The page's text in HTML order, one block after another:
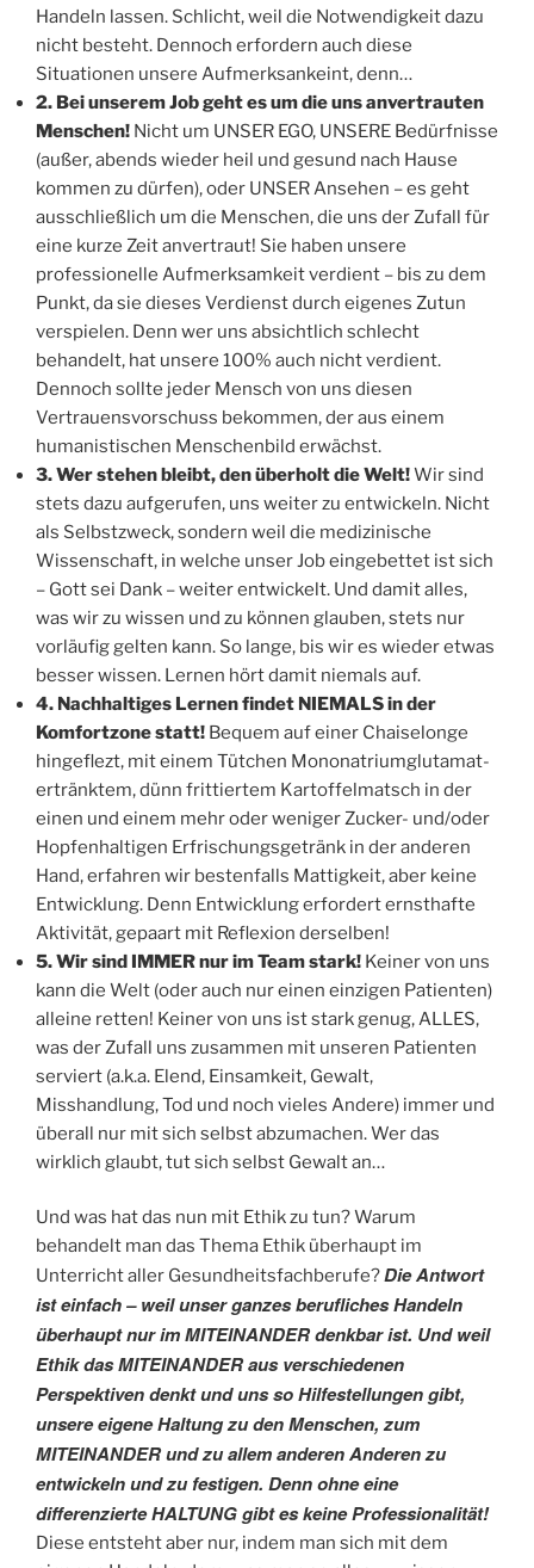
Handeln lassen. Schlicht, weil die Notwendigkeit dazu
nicht besteht. Dennoch erfordern auch diese
Situationen unsere Aufmerksankeint, denn…
2. Bei unserem Job geht es um die uns anvertrauten
Menschen! Nicht um UNSER EGO, UNSERE Bedürfnisse
(außer, abends wieder heil und gesund nach Hause
kommen zu dürfen), oder UNSER Ansehen – es geht
ausschließlich um die Menschen, die uns der Zufall für
eine kurze Zeit anvertraut! Sie haben unsere
professionelle Aufmerksamkeit verdient – bis zu dem
Punkt, da sie dieses Verdienst durch eigenes Zutun
verspielen. Denn wer uns absichtlich schlecht
behandelt, hat unsere 100% auch nicht verdient.
Dennoch sollte jeder Mensch von uns diesen
Vertrauensvorschuss bekommen, der aus einem
humanistischen Menschenbild erwächst.
3. Wer stehen bleibt, den überholt die Welt!Wir sind
stets dazu aufgerufen, uns weiter zu entwickeln. Nicht
als Selbstzweck, sondern weil die medizinische
Wissenschaft, in welche unser Job eingebettet ist sich
– Gott sei Dank – weiter entwickelt. Und damit alles,
was wir zu wissen und zu können glauben, stets nur
vorläufig gelten kann. So lange, bis wir es wieder etwas
besser wissen. Lernen hört damit niemals auf.
4. Nachhaltiges Lernen findet NIEMALS in der
Komfortzone statt! Bequem auf einer Chaiselonge
hingeflezt, mit einem Tütchen Mononatriumglutamat-
ertränktem, dünn frittiertem Kartoffelmatsch in der
einen und einem mehr oder weniger Zucker- und/oder
Hopfenhaltigen Erfrischungsgetränk in der anderen
Hand, erfahren wir bestenfalls Mattigkeit, aber keine
Entwicklung. Denn Entwicklung erfordert ernsthafte
Aktivität, gepaart mit Reflexion derselben!
5. Wir sind IMMER nur im Team stark! Keiner von uns
kann die Welt (oder auch nur einen einzigen Patienten)
alleine retten! Keiner von uns ist stark genug, ALLES,
was der Zufall uns zusammen mit unseren Patienten
serviert (a.k.a. Elend, Einsamkeit, Gewalt,
Misshandlung, Tod und noch vieles Andere) immer und
überall nur mit sich selbst abzumachen. Wer das
wirklich glaubt, tut sich selbst Gewalt an…
Und was hat das nun mit Ethik zu tun? Warum
behandelt man das Thema Ethik überhaupt im
Unterricht aller Gesundheitsfachberufe?Die Antwort
ist einfach – weil unser ganzes berufliches Handeln
überhaupt nur im MITEINANDER denkbar ist. Und weil
Ethik das MITEINANDER aus verschiedenen
Perspektiven denkt und uns so Hilfestellungen gibt,
unsere eigene Haltung zu den Menschen, zum
MITEINANDER und zu allem anderen Anderen zu
entwickeln und zu festigen. Denn ohne eine
differenzierte HALTUNG gibt es keine Professionalität!
Diese entsteht aber nur, indem man sich mit dem